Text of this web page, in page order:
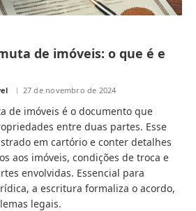
de imóveis: o que é e
27 de novembro de 2024
de imóveis é o documento que
entre duas partes. Esse
em cartório e conter detalhes
aos imóveis, condições de troca e
envolvidas. Essencial para
a escritura formaliza o acordo,
legais.